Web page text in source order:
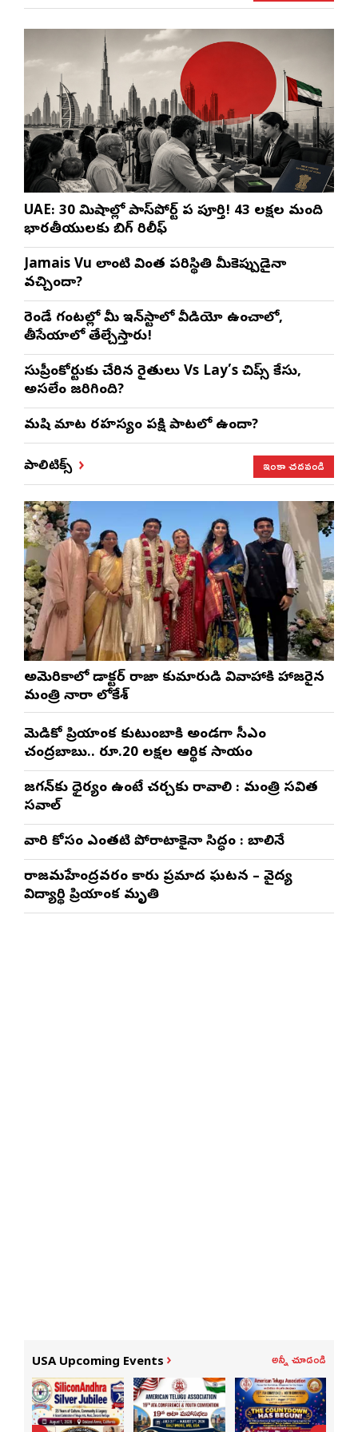
UAE: 30 నిమిషాల్లో పాస్‌పోర్ట్ పని పూర్తి! 43 లక్షల మంది
భారతీయులకు బిగ్ రిలీఫ్
Jamais Vu లాంటి వింత పరిస్థితి మీకెప్పుడైనా
వచ్చిందా?
రెండే గంటల్లో మీ ఇన్‌స్టాలో వీడియో ఉంచాలో,
తీసేయాలో తేల్చేస్తారు!
సుప్రీంకోర్టుకు చేరిన రైతులు Vs Lay’s చిప్స్‌ కేసు,
అసలేం జరిగింది?
మనిషి మాట రహస్యం పక్షి పాటలో ఉందా?
పాలిటిక్స్ ఇంకా చదవండి
అమెరికాలో డాక్టర్ రాజా కుమారుడి వివాహానికి హాజరైన
మంత్రి నారా లోకేశ్
మెడికో ప్రియాంక కుటుంబానికి అండగా సీఎం
చంద్రబాబు.. రూ.20 లక్షల ఆర్థిక సాయం
జగన్‌కు ధైర్యం ఉంటే చర్చకు రావాలి : మంత్రి సవిత
సవాల్
వారి కోసం ఎంతటి పోరాటానికైనా సిద్ధం : బాలినేని
రాజమహేంద్రవరం కారు ప్రమాద ఘటన – వైద్య
విద్యార్థిని ప్రియాంక మృతి
USA Upcoming Events అన్నీ చూడండి